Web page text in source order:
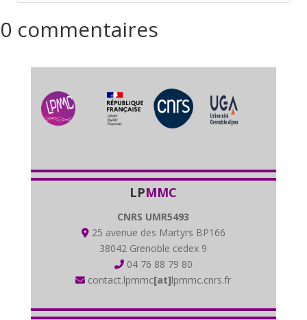
0 commentaires
LPMMC
CNRS UMR5493
25 avenue des Martyrs BP166
38042 Grenoble cedex 9
04 76 88 79 80
contact.lpmmc[at]lpmmc.cnrs.fr